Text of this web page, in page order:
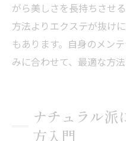
がら美しさを長持ちさせ
方法よりエクステが抜け
もあります。自身のメン
みに合わせて、最適な方
ナチュラル派
方入門